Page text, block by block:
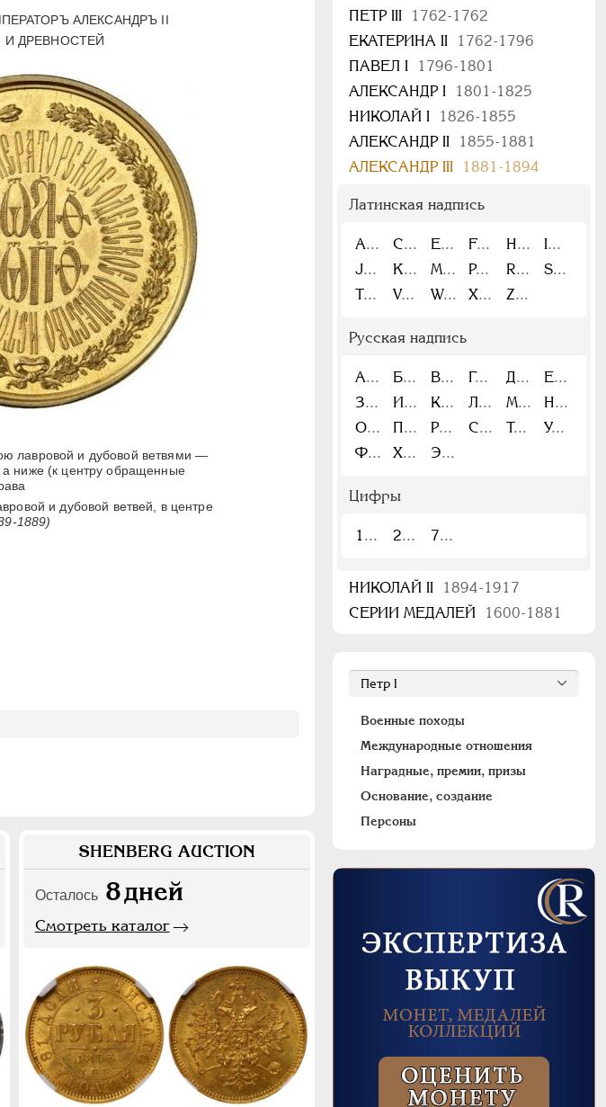
АЛЕКСАНДРЪ II
ДРЕВНОСТЕЙ
лавровой и дубовой ветвями —
ниже (к центру обращенные
и дубовой ветвей, в центре
1889)
SHENBERG AUCTION
Осталось 8дней
Смотреть каталог
ПЕТР III
1762-1762
ЕКАТЕРИНА II
1762-1796
ПАВЕЛ I
1796-1801
АЛЕКСАНДР I
1801-1825
НИКОЛАЙ I
1826-1855
АЛЕКСАНДР II
1855-1881
АЛЕКСАНДР III
1881-1894
Латинская надпись
A C E F H
I
J
K M P R
S
T
V W X Z
Русская надпись
А Б В Г Д
Е
З
И К Л М
Н
О
П Р С Т
У
Ф
Х Э
Цифры
1 2 7
НИКОЛАЙ II
1894-1917
СЕРИИ МЕДАЛЕЙ
1600-1881
Военные походы
Международные отношения
Наградные, премии, призы
Основание, создание
Персоны